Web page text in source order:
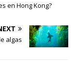
en Hong Kong?
algas